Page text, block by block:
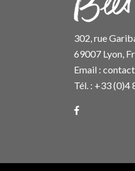
302, rue
69007 Lyon,
Email :
Tél. : +33 (0)4